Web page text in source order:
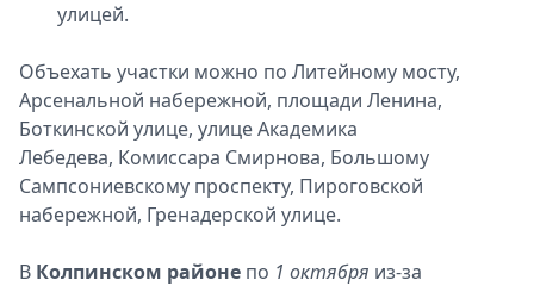
улицей.
Объехать участки можно по Литейному мосту,
Арсенальной набережной, площади Ленина,
Боткинской улице, улице Академика
Лебедева, Комиссара Смирнова, Большому
Сампсониевскому проспекту, Пироговской
набережной, Гренадерской улице.
В Колпинском районе по 1 октября из-за